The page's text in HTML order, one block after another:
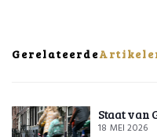
Gerelateerde
Staat van
18 MEI 2026